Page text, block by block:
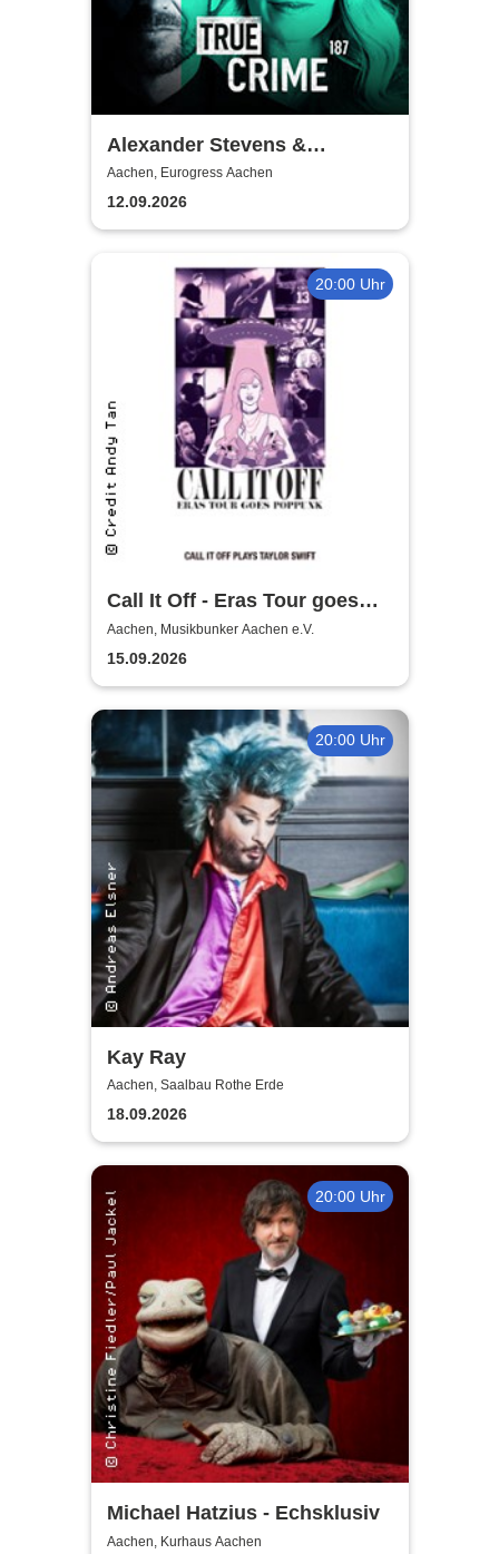
Alexander Stevens &
Jacqueline Belle - True Crime
- Toxic Love
Aachen, Eurogress Aachen
12.09.2026
20:00 Uhr
Call It Off - Eras Tour goes
poppunk - Germany 2026
Aachen, Musikbunker Aachen e.V.
15.09.2026
20:00 Uhr
Kay Ray
Aachen, Saalbau Rothe Erde
18.09.2026
20:00 Uhr
Michael Hatzius - Echsklusiv
Aachen, Kurhaus Aachen